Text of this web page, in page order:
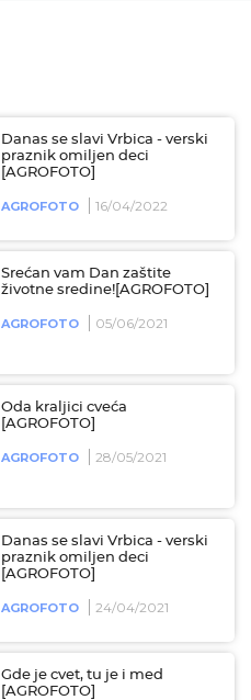
Danas se slavi Vrbica - verski
praznik omiljen deci
[AGROFOTO]
AGROFOTO 16/04/2022
Srećan vam Dan zaštite
životne sredine![AGROFOTO]
AGROFOTO 05/06/2021
Oda kraljici cveća
[AGROFOTO]
AGROFOTO 28/05/2021
Danas se slavi Vrbica - verski
praznik omiljen deci
[AGROFOTO]
AGROFOTO 24/04/2021
Gde je cvet, tu je i med
[AGROFOTO]